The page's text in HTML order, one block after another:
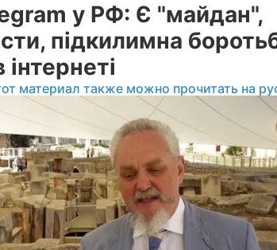
у РФ: Є "майдан",
підкилимна
материал также можно прочитать на